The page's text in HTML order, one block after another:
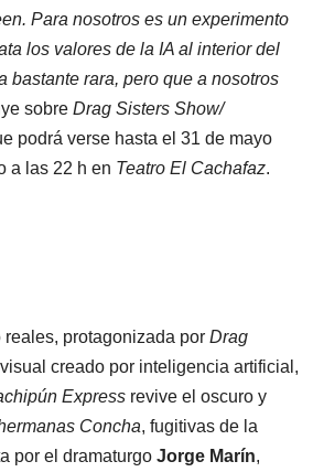
Para nosotros es un experimento
los valores de la IA al interior del
bastante rara, pero que a nosotros
sobre Drag Sisters Show/
podrá verse hasta el 31 de mayo
a las 22 h en Teatro El Cachafaz.
protagonizada por Drag
creado por inteligencia artificial,
Express revive el oscuro y
Concha, fugitivas de la
por el dramaturgo Jorge Marín,